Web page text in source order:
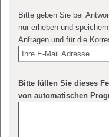
Bitte geben Sie bei
nur erheben und
Anfragen und für die
Bitte füllen Sie dieses
von automatischen